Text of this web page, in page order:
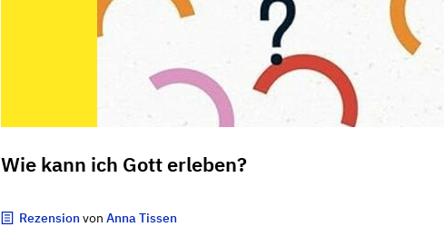
Wie kann ich Gott erleben?
RezensionvonAnna Tissen